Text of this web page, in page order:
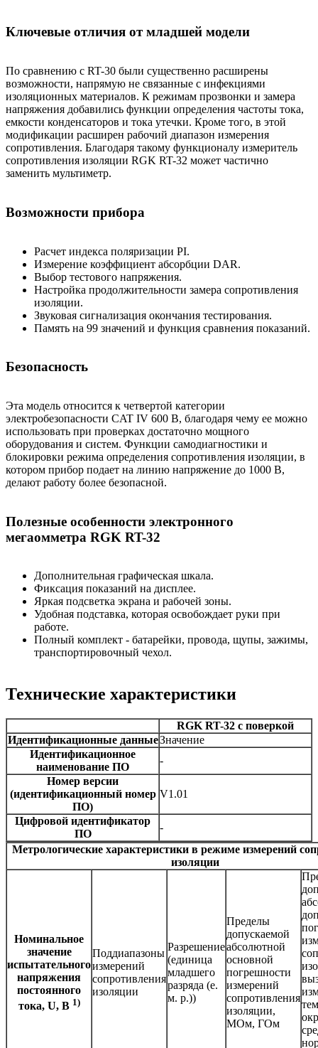
Ключевые отличия от младшей модели
По сравнению с RT-30 были существенно расширены
возможности, напрямую не связанные с инфекциями
изоляционных материалов. К режимам прозвонки и замера
напряжения добавились функции определения частоты тока,
емкости конденсаторов и тока утечки. Кроме того, в этой
модификации расширен рабочий диапазон измерения
сопротивления. Благодаря такому функционалу измеритель
сопротивления изоляции RGK RT-32 может частично
заменить мультиметр.
Возможности прибора
Расчет индекса поляризации PI.
Измерение коэффициент абсорбции DAR.
Выбор тестового напряжения.
Настройка продолжительности замера сопротивления
изоляции.
Звуковая сигнализация окончания тестирования.
Память на 99 значений и функция сравнения показаний.
Безопасность
Эта модель относится к четвертой категории
электробезопасности CAT IV 600 В, благодаря чему ее можно
использовать при проверках достаточно мощного
оборудования и систем. Функции самодиагностики и
блокировки режима определения сопротивления изоляции, в
котором прибор подает на линию напряжение до 1000 В,
делают работу более безопасной.
Полезные особенности электронного
мегаомметра RGK RT-32
Дополнительная графическая шкала.
Фиксация показаний на дисплее.
Яркая подсветка экрана и рабочей зоны.
Удобная подставка, которая освобождает руки при
работе.
Полный комплект - батарейки, провода, щупы, зажимы,
транспортировочный чехол.
Технические характеристики
RGK RT-32 с поверкой
Идентификационные данныеЗначение
Идентификационное
наименование ПО
-
Номер версии
(идентификационный номер
ПО)
V1.01
Цифровой идентификатор
ПО
-
Метрологические характеристики в режиме измерений
изоляции
Номинальное
значение
испытательного
напряжения
постоянного
тока, U, В 1)
Поддиапазоны
измерений
сопротивления
изоляции
Разрешение
(единица
младшего
разряда (е.
м. р.))
Пределы
допускаемой
абсолютной
основной
погрешности
измерений
сопротивления
изоляции,
МОм, ГОм